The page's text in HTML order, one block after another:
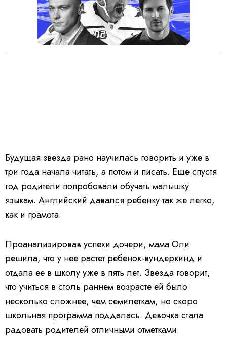
Будущая звезда рано научилась говорить и уже в
три года начала читать, а потом и писать. Еще спустя
год родители попробовали обучать малышку
языкам. Английский давался ребенку так же легко,
как и грамота.
Проанализировав успехи дочери, мама Оли
решила, что у нее растет ребенок-вундеркинд и
отдала ее в школу уже в пять лет. Звезда говорит,
что учиться в столь раннем возрасте ей было
несколько сложнее, чем семилеткам, но скоро
школьная программа поддалась. Девочка стала
радовать родителей отличными отметками.